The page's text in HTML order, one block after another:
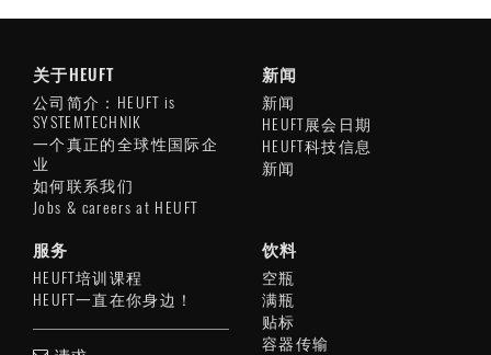
关于HEUFT
公司简介：HEUFT is
SYSTEMTECHNIK
一个真正的全球性国际企
业
如何联系我们
Jobs & careers at HEUFT
新闻
新闻
HEUFT展会日期
HEUFT科技信息
新闻
服务
HEUFT培训课程
HEUFT一直在你身边！
饮料
空瓶
满瓶
贴标
容器传输